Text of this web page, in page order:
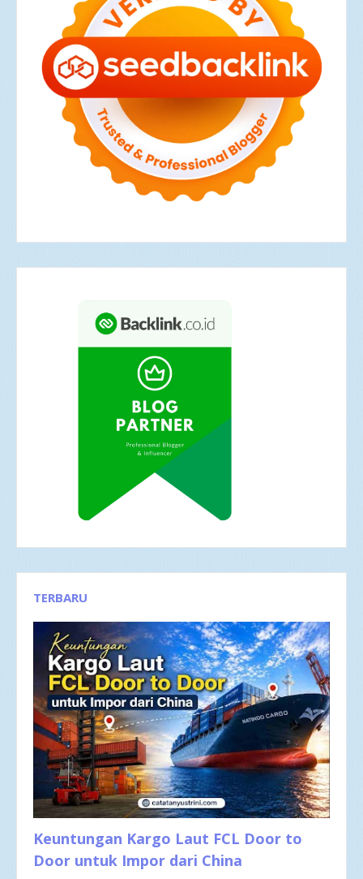
TERBARU
Keuntungan Kargo Laut FCL Door to
Door untuk Impor dari China